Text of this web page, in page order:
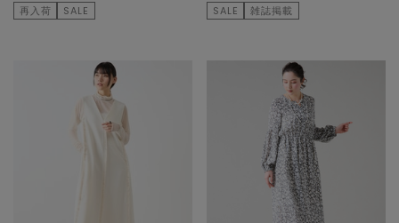
再入荷 SALE SALE 雑誌掲載